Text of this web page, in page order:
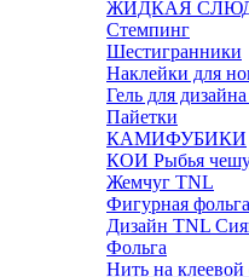
ЖИДКАЯ
Стемпинг
Шестигранники
Наклейки для
Гель для
Пайетки
КАМИФУБИКИ
КОИ Рыбья
Жемчуг TNL
Фигурная фольга
Дизайн TNL
Фольга
Нить на клеевой